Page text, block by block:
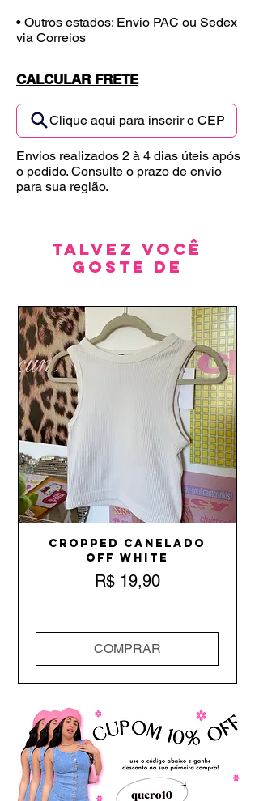
• Outros estados: Envio PAC ou Sedex
via Correios
CALCULAR FRETE
Clique aqui para inserir o CEP
Envios realizados 2 à 4 dias úteis após
o pedido. Consulte o prazo de envio
para sua região.
Talvez você
goste de
Cropped Canelado
Off White
Preço
R$ 19,90
COMPRAR